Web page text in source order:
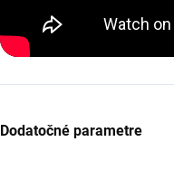
Dodatočné parametre